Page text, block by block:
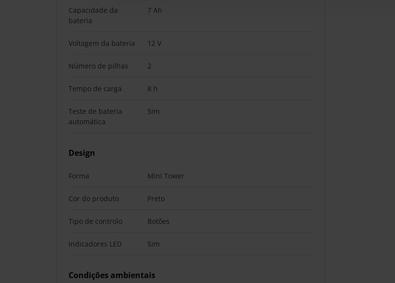
Capacidade da
bateria
7 Ah
Voltagem da bateria 12 V
Número de pilhas 2
Tempo de carga 8 h
Teste de bateria
automática
Sim
Design
Forma Mini Tower
Cor do produto Preto
Tipo de controlo Botões
Indicadores LED Sim
Condições ambientais